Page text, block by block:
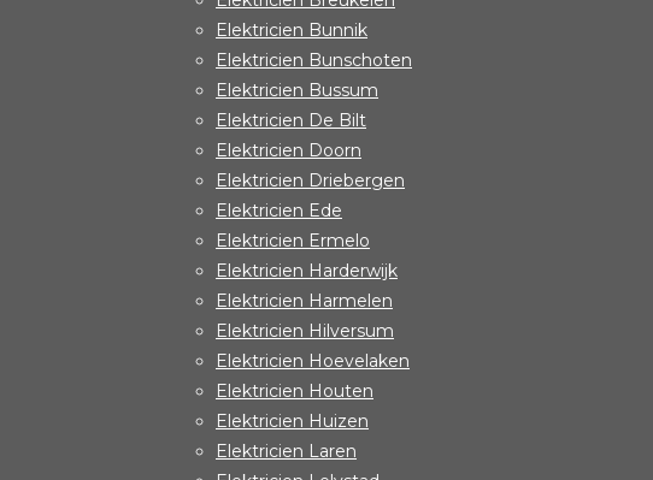
Elektricien Bunnik
Elektricien Bunschoten
Elektricien Bussum
Elektricien De Bilt
Elektricien Doorn
Elektricien Driebergen
Elektricien Ede
Elektricien Ermelo
Elektricien Harderwijk
Elektricien Harmelen
Elektricien Hilversum
Elektricien Hoevelaken
Elektricien Houten
Elektricien Huizen
Elektricien Laren